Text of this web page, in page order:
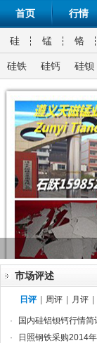
首页 行情
硅 锰 铬
硅铁 硅钙 硅钡
市场评述
日评 周评 月评
· 国内硅铝钡钙行情简
·
日照钢铁采购2014